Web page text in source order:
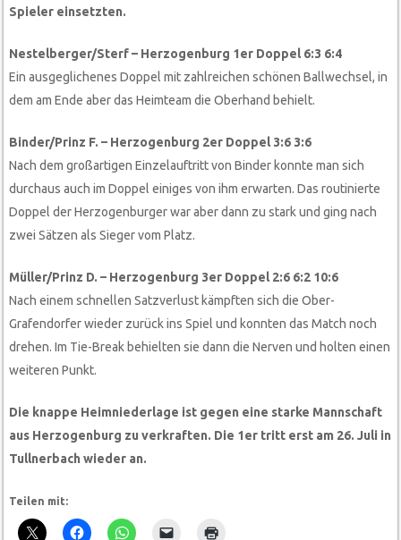
Spieler einsetzten.
Nestelberger/Sterf – Herzogenburg 1er Doppel 6:3 6:4
Ein ausgeglichenes Doppel mit zahlreichen schönen Ballwechsel, in
dem am Ende aber das Heimteam die Oberhand behielt.
Binder/Prinz F. – Herzogenburg 2er Doppel 3:6 3:6
Nach dem großartigen Einzelauftritt von Binder konnte man sich
durchaus auch im Doppel einiges von ihm erwarten. Das routinierte
Doppel der Herzogenburger war aber dann zu stark und ging nach
zwei Sätzen als Sieger vom Platz.
Müller/Prinz D. – Herzogenburg 3er Doppel 2:6 6:2 10:6
Nach einem schnellen Satzverlust kämpften sich die Ober-
Grafendorfer wieder zurück ins Spiel und konnten das Match noch
drehen. Im Tie-Break behielten sie dann die Nerven und holten einen
weiteren Punkt.
Die knappe Heimniederlage ist gegen eine starke Mannschaft
aus Herzogenburg zu verkraften. Die 1er tritt erst am 26. Juli in
Tullnerbach wieder an.
Teilen mit: